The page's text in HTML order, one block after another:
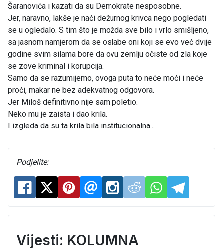
Šaranovića i kazati da su Demokrate nesposobne.
Jer, naravno, lakše je naći dežurnog krivca nego pogledati
se u ogledalo. S tim što je možda sve bilo i vrlo smišljeno,
sa jasnom namjerom da se oslabe oni koji se evo već dvije
godine svim silama bore da ovu zemlju očiste od zla koje
se zove kriminal i korupcija.
Samo da se razumijemo, ovoga puta to neće moći i neće
proći, makar ne bez adekvatnog odgovora.
Jer Miloš definitivno nije sam poletio.
Neko mu je zaista i dao krila.
I izgleda da su ta krila bila institucionalna...
Podjelite:
Vijesti: KOLUMNA